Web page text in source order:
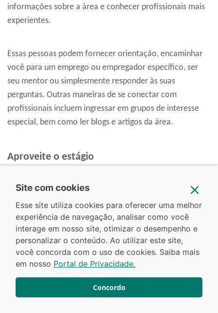
informações sobre a área e conhecer profissionais mais
experientes.
Essas pessoas podem fornecer orientação, encaminhar
você para um emprego ou empregador específico, ser
seu mentor ou simplesmente responder às suas
perguntas. Outras maneiras de se conectar com
profissionais incluem ingressar em grupos de interesse
especial, bem como ler blogs e artigos da área.
Aproveite o estágio
É possível encontrar um estágio para
trabalhar com
Engenharia Elétrica antes de terminar a graduação. Um
estágio oferece a oportunidade de ganhar experiência no
mundo real e, quem sabe, concluir um projeto que você
pode mostrar em seu currículo quando estiver se
candidatando a vagas de emprego.
Normalmente, o estágio obrigatório supervisionado é
uma matéria oferecida na grade curricular nos últimos
Site com cookies
Esse site utiliza cookies para oferecer uma melhor
experiência de navegação, analisar como você
interage em nosso site, otimizar o desempenho e
personalizar o conteúdo. Ao utilizar este site,
você concorda com o uso de cookies. Saiba mais
em nosso Portal de Privacidade.
Concordo